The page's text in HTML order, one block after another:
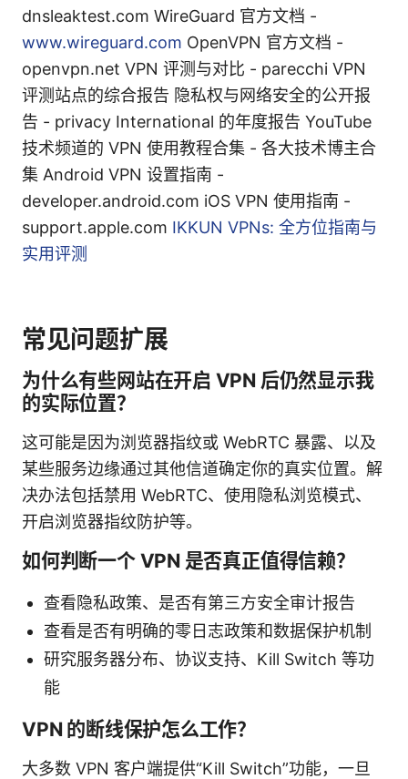
dnsleaktest.com WireGuard 官方文档 -
www.wireguard.com OpenVPN 官方文档 -
openvpn.net VPN 评测与对比 - parecchi VPN
评测站点的综合报告 隐私权与网络安全的公开报
告 - privacy International 的年度报告 YouTube
技术频道的 VPN 使用教程合集 - 各大技术博主合
集 Android VPN 设置指南 -
developer.android.com iOS VPN 使用指南 -
support.apple.com IKKUN VPNs: 全方位指南与
实用评测
常见问题扩展
为什么有些网站在开启 VPN 后仍然显示我
的实际位置？
这可能是因为浏览器指纹或 WebRTC 暴露、以及
某些服务边缘通过其他信道确定你的真实位置。解
决办法包括禁用 WebRTC、使用隐私浏览模式、
开启浏览器指纹防护等。
如何判断一个 VPN 是否真正值得信赖？
查看隐私政策、是否有第三方安全审计报告
查看是否有明确的零日志政策和数据保护机制
研究服务器分布、协议支持、Kill Switch 等功
能
VPN 的断线保护怎么工作？
大多数 VPN 客户端提供“Kill Switch”功能，一旦